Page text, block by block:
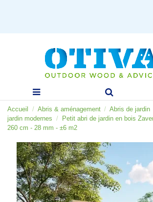
Accueil Abris & aménagement Abris de jardin
jardin modernes
Petit abri de jardin en bois
260 cm - 28 mm - ±6 m2